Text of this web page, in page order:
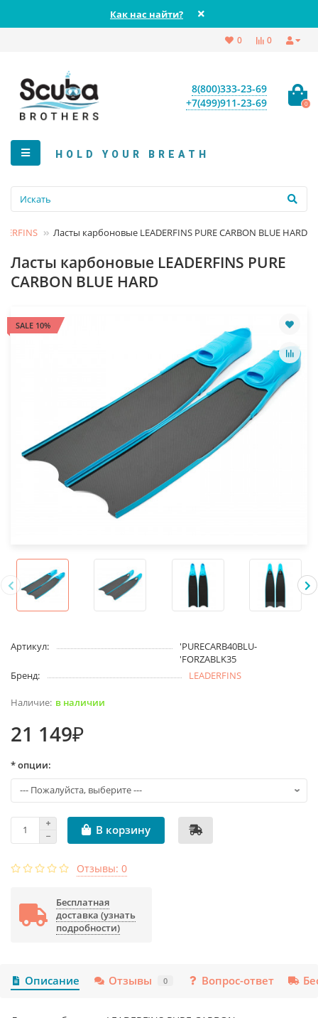
Как нас найти?
0
0
8(800)333-23-69
+7(499)911-23-69
0
HOLD YOUR BREATH
Ласты карбоновые LEADERFINS PURE CARBON BLUE HARD
Ласты карбоновые LEADERFINS PURE
CARBON BLUE HARD
SALE 10%
Артикул:
'PURECARB40BLU-
'FORZABLK35
Бренд:
LEADERFINS
в наличии
21 149₽
* опции:
В корзину
Отзывы: 0
Бесплатная
доставка (узнать
подробности)
Описание Отзывы 0 Вопрос-ответ